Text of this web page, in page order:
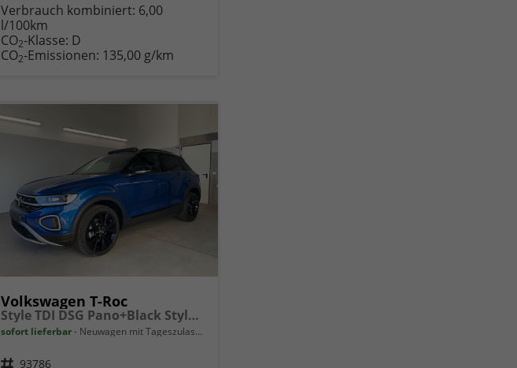
anfordernDatei,
Fahrzeugexposé
drucken
drucken,
oder
vergleichen
Verbrauch kombiniert: 6,00
l/100km
CO2-Klasse: D
CO2-Emissionen: 135,00 g/km
Volkswagen T-Roc
Style TDI DSG Pano+Black Style+AHK+Navi+ergoActive+IQ.Drive+Kamera+Keyless
sofort lieferbar Neuwagen mit Tageszulassung
Fahrzeugnr. 93786